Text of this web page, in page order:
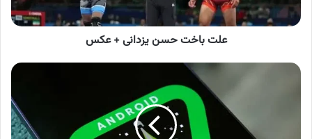
علت باخت حسن یزدانی + عکس
معرفی